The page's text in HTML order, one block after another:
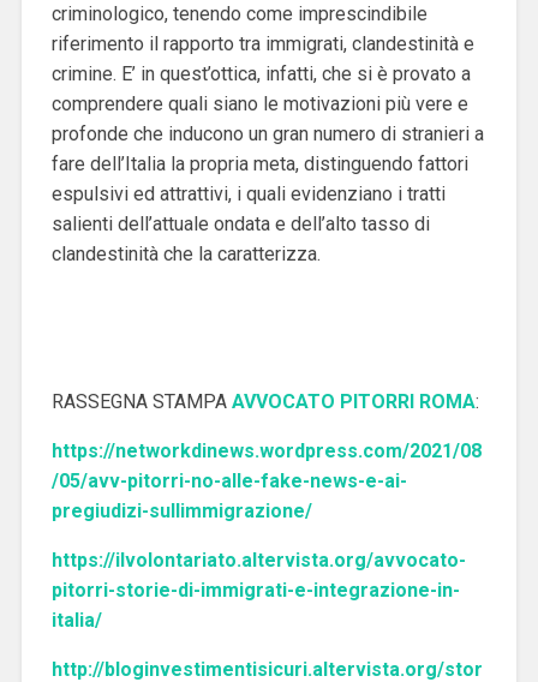
criminologico, tenendo come imprescindibile
riferimento il rapporto tra immigrati, clandestinità e
crimine. E’ in quest’ottica, infatti, che si è provato a
comprendere quali siano le motivazioni più vere e
profonde che inducono un gran numero di stranieri a
fare dell’Italia la propria meta, distinguendo fattori
espulsivi ed attrattivi, i quali evidenziano i tratti
salienti dell’attuale ondata e dell’alto tasso di
clandestinità che la caratterizza.
RASSEGNA STAMPA AVVOCATO PITORRI ROMA:
https://networkdinews.wordpress.com/2021/08
/05/avv-pitorri-no-alle-fake-news-e-ai-
pregiudizi-sullimmigrazione/
https://ilvolontariato.altervista.org/avvocato-
pitorri-storie-di-immigrati-e-integrazione-in-
italia/
http://bloginvestimentisicuri.altervista.org/stor